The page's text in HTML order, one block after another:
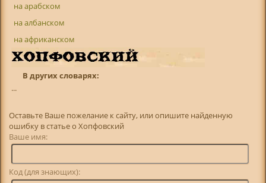
на арабском
на албанском
на африканском
В других словарях:
...
Оставьте Ваше пожелание к сайту, или опишите найденную
ошибку в статье о Хопфовский
Ваше имя:
Код (для знающих):